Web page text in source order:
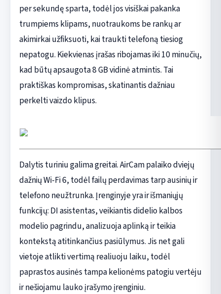
per sekundę sparta, todėl jos visiškai pakanka
trumpiems klipams, nuotraukoms be rankų ar
akimirkai užfiksuoti, kai traukti telefoną tiesiog
nepatogu. Kiekvienas įrašas ribojamas iki 10 minučių,
kad būtų apsaugota 8 GB vidinė atmintis. Tai
praktiškas kompromisas, skatinantis dažniau
perkelti vaizdo klipus.
Dalytis turiniu galima greitai. AirCam palaiko dviejų
dažnių Wi-Fi 6, todėl failų perdavimas tarp ausinių ir
telefono neužtrunka. Įrenginyje yra ir išmaniųjų
funkcijų: DI asistentas, veikiantis didelio kalbos
modelio pagrindu, analizuoja aplinką ir teikia
kontekstą atitinkančius pasiūlymus. Jis net gali
vietoje atlikti vertimą realiuoju laiku, todėl
paprastos ausinės tampa kelionėms patogiu vertėju
ir nešiojamu lauko įrašymo įrenginiu.